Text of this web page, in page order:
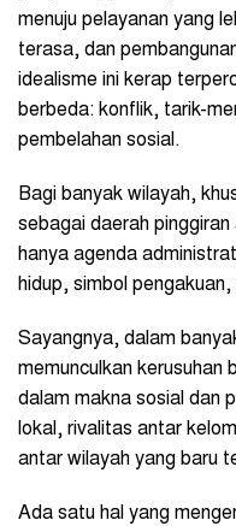
menuju pelayanan yang
terasa, dan
idealisme ini kerap
berbeda: konflik, tarik-
pembelahan sosial.
Bagi banyak wilayah,
sebagai daerah
hanya agenda
hidup, simbol
Sayangnya, dalam
memunculkan
dalam makna sosial dan
lokal, rivalitas antar
antar wilayah yang baru
Ada satu hal yang